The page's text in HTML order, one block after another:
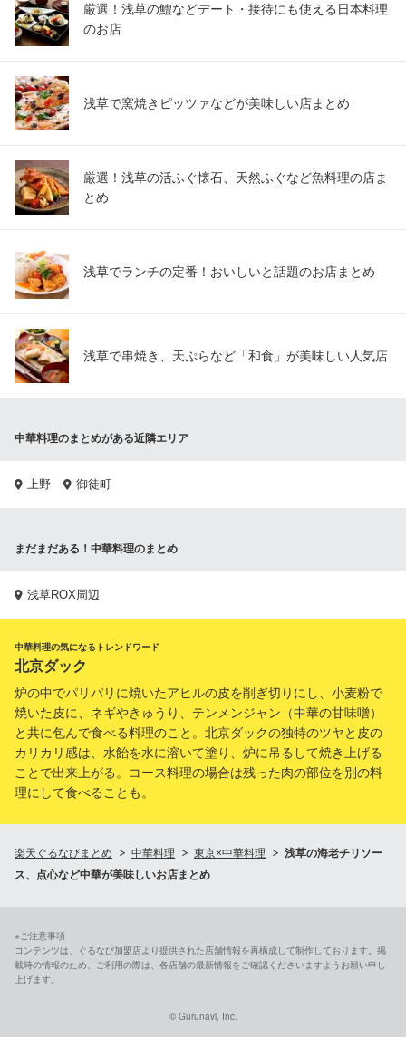
厳選！浅草の鱧などデート・接待にも使える日本料理
のお店
浅草で窯焼きピッツァなどが美味しい店まとめ
厳選！浅草の活ふぐ懐石、天然ふぐなど魚料理の店ま
とめ
浅草でランチの定番！おいしいと話題のお店まとめ
浅草で串焼き、天ぷらなど「和食」が美味しい人気店
中華料理のまとめがある近隣エリア
上野 御徒町
まだまだある！中華料理のまとめ
浅草ROX周辺
中華料理の気になるトレンドワード
北京ダック
炉の中でパリパリに焼いたアヒルの皮を削ぎ切りにし、小麦粉で
焼いた皮に、ネギやきゅうり、テンメンジャン（中華の甘味噌）
と共に包んで食べる料理のこと。北京ダックの独特のツヤと皮の
カリカリ感は、水飴を水に溶いて塗り、炉に吊るして焼き上げる
ことで出来上がる。コース料理の場合は残った肉の部位を別の料
理にして食べることも。
楽天ぐるなびまとめ 中華料理 東京×中華料理
浅草の海老チリソー
ス、点心など中華が美味しいお店まとめ
※ご注意事項
コンテンツは、ぐるなび加盟店より提供された店舗情報を再構成して制作しております。掲
載時の情報のため、ご利用の際は、各店舗の最新情報をご確認くださいますようお願い申し
上げます。
© Gurunavi, Inc.